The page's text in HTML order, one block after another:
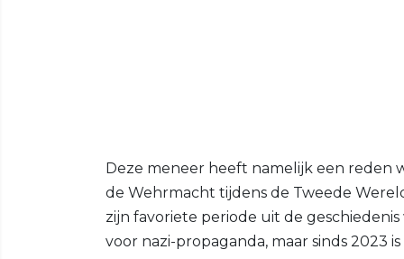
Deze meneer heeft namelijk een reden
de Wehrmacht tijdens de Tweede
zijn favoriete periode uit de
voor nazi-propaganda, maar sinds 2023